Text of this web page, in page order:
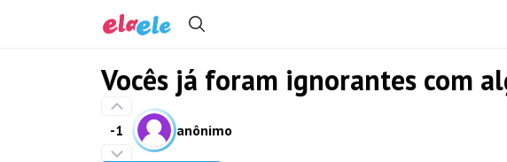
Vocês já foram ignorantes com
-1 anônimo